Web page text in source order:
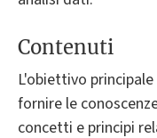
Contenuti
L'obiettivo
fornire le
concetti e principi